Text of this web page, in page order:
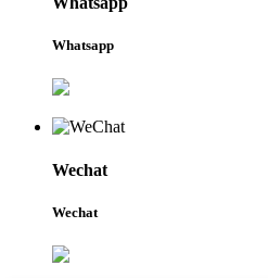
Whatsapp
Wechat
Wechat